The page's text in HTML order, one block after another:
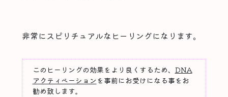
非常にスピリチュアルなヒーリングになります。
このヒーリングの効果をより良くするため、 DNA
アクティベーションを事前にお受けになる事をお
勧め致します。